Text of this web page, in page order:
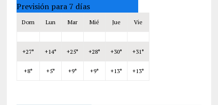
Previsión para 7 días
Dom Lun Mar Mié Jue Vie
+27° +14° +25° +28° +30° +31°
+8° +5° +9° +9° +13° +13°